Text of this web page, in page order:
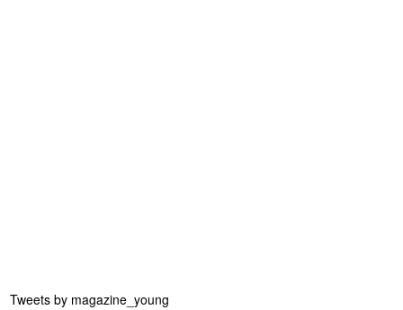
Tweets by magazine_young